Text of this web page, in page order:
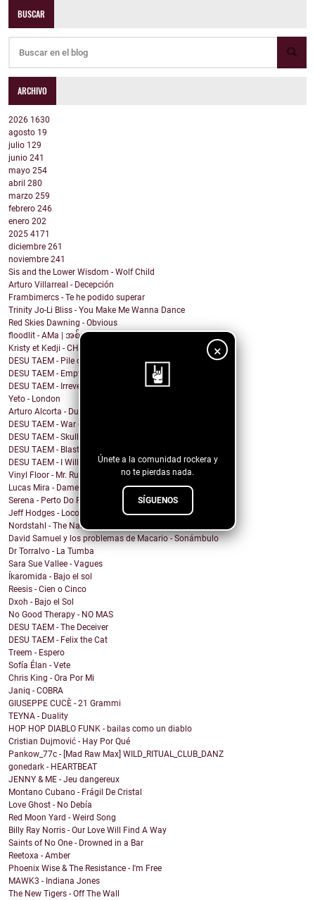
×
Únete a la comunidad rockera y
no te pierdas nada.
SÍGUENOS
BUSCAR
ARCHIVO
2026 1630
agosto 19
julio 129
junio 241
mayo 254
abril 280
marzo 259
febrero 246
enero 202
2025 4171
diciembre 261
noviembre 241
Sis and the Lower Wisdom - Wolf Child
Arturo Villarreal - Decepción
Frambimercs - Te he podido superar
Trinity Jo-Li Bliss - You Make Me Wanna Dance
Red Skies Dawning - Obvious
floodlit - AMa | အစ်မ
Kristy et Kedji - CHOUYA CHOUYA
DESU TAEM - Pile of Shit on the Carpet
DESU TAEM - Empty. Hollowed Out
DESU TAEM - Irreverent Resident President
Yeto - London
Arturo Alcorta - Dualidad
DESU TAEM - War on Bullies
DESU TAEM - Skull and Crossbones
DESU TAEM - Blasted into Rebirth
DESU TAEM - I Will Not Be Assimilated
Vinyl Floor - Mr. Rubinstein - Single Edit
Lucas Mira - Dame alguna señal
Serena - Perto Do Fim
Jeff Hodges - Loco Motive (Music Row Mix)
Nordstahl - The Nameless Hour
David Samuel y los problemas de Macario - Sonámbulo
Dr Torralvo - La Tumba
Sara Sue Vallee - Vagues
Íkaromida - Bajo el sol
Reesis - Cien o Cinco
Dxoh - Bajo el Sol
No Good Therapy - NO MAS
DESU TAEM - The Deceiver
DESU TAEM - Felix the Cat
Treem - Espero
Sofía Élan - Vete
Chris King - Ora Por Mi
Janiq - COBRA
GIUSEPPE CUCÈ - 21 Grammi
TEYNA - Duality
HOP HOP DIABLO FUNK - bailas como un diablo
Cristian Dujmović - Hay Por Qué
Pankow_77c - [Mad Raw Max] WILD_RITUAL_CLUB_DANZ
gonedark - HEARTBEAT
JENNY & ME - Jeu dangereux
Montano Cubano - Frágil De Cristal
Love Ghost - No Debía
Red Moon Yard - Weird Song
Billy Ray Norris - Our Love Will Find A Way
Saints of No One - Drowned in a Bar
Reetoxa - Amber
Phoenix Wise & The Resistance - I'm Free
MAWK3 - Indiana Jones
The New Tigers - Off The Wall